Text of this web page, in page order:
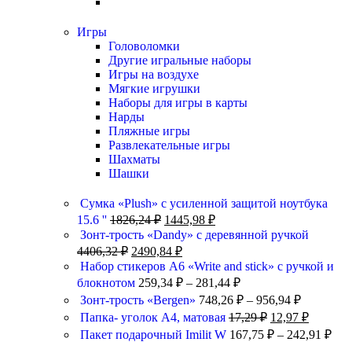
Игры
Головоломки
Другие игральные наборы
Игры на воздухе
Мягкие игрушки
Наборы для игры в карты
Нарды
Пляжные игры
Развлекательные игры
Шахматы
Шашки
Сумка «Plush» c усиленной защитой ноутбука
15.6 '' 1826,24₽ 1445,98 ₽
Зонт-трость «Dandy» с деревянной ручкой
4406,32₽ 2490,84 ₽
Набор стикеров А6 «Write and stick» с ручкой и
блокнотом 259,34 ₽ – 281,44 ₽
Зонт-трость «Bergen» 748,26 ₽ – 956,94 ₽
Папка- уголок А4, матовая 17,29₽ 12,97 ₽
Пакет подарочный Imilit W 167,75 ₽ – 242,91 ₽